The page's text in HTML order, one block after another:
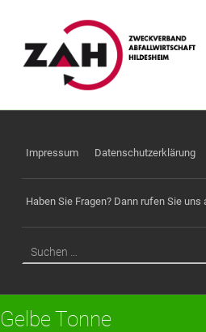
I
E
Impressum Datenschutzerklärung
Haben Sie Fragen? Dann rufen Sie
Gelbe Tonne